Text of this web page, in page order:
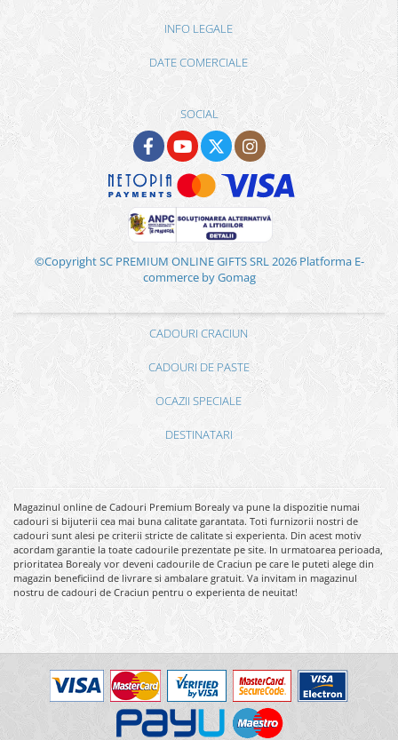
INFO LEGALE
DATE COMERCIALE
SOCIAL
©Copyright SC PREMIUM ONLINE GIFTS SRL 2026 Platforma E-
commerce by Gomag
CADOURI CRACIUN
CADOURI DE PASTE
OCAZII SPECIALE
DESTINATARI
Magazinul online de Cadouri Premium Borealy va pune la dispozitie numai
cadouri si bijuterii cea mai buna calitate garantata. Toti furnizorii nostri de
cadouri sunt alesi pe criterii stricte de calitate si experienta. Din acest motiv
acordam garantie la toate cadourile prezentate pe site. In urmatoarea perioada,
prioritatea Borealy vor deveni cadourile de Craciun pe care le puteti alege din
magazin beneficiind de livrare si ambalare gratuit. Va invitam in magazinul
nostru de cadouri de Craciun pentru o experienta de neuitat!